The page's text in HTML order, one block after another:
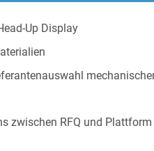
Up Display
zwischen RFQ und Plattform